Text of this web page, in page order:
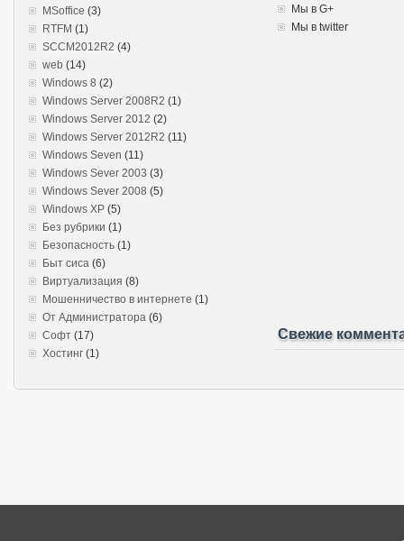
MSoffice (3)
RTFM (1)
SCCM2012R2 (4)
web (14)
Windows 8 (2)
Windows Server 2008R2 (1)
Windows Server 2012 (2)
Windows Server 2012R2 (11)
Windows Seven (11)
Windows Sever 2003 (3)
Windows Sever 2008 (5)
Windows XP (5)
Без рубрики (1)
Безопасность (1)
Быт сиса (6)
Виртуализация (8)
Мошенничество в интернете (1)
От Администратора (6)
Софт (17)
Хостинг (1)
Мы в G+
Мы в twitter
Свежие